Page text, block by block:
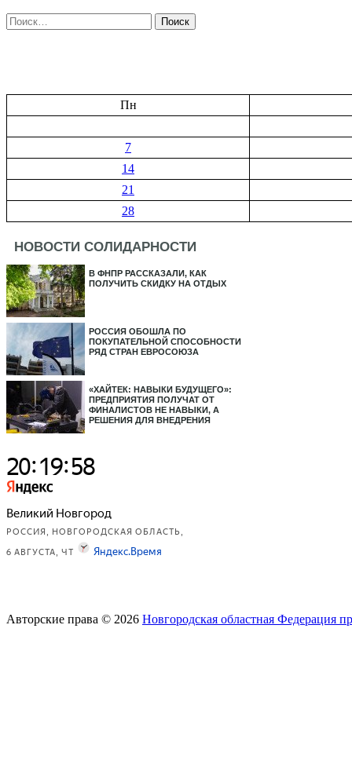
Найти:
Пн
7
14
21
28
НОВОСТИ СОЛИДАРНОСТИ
В ФНПР РАССКАЗАЛИ, КАК
ПОЛУЧИТЬ СКИДКУ НА ОТДЫХ
РОССИЯ ОБОШЛА ПО
ПОКУПАТЕЛЬНОЙ СПОСОБНОСТИ
РЯД СТРАН ЕВРОСОЮЗА
«ХАЙТЕК: НАВЫКИ БУДУЩЕГО»:
ПРЕДПРИЯТИЯ ПОЛУЧАТ ОТ
ФИНАЛИСТОВ НЕ НАВЫКИ, А
РЕШЕНИЯ ДЛЯ ВНЕДРЕНИЯ
Авторские права © 2026 Новгородская областная Федерация